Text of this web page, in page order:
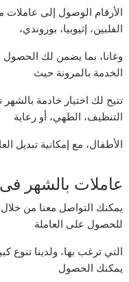
الأرقام الوصول إلى
الفلبين، إثيوبيا، بوروندي،
وغانا، بما يضمن لك الحصول
الخدمة بالمرونة حيث
تتيح لك اختيار خادمة
التنظيف، الطهي، أو رعاية
الأطفال، مع إمكانية تبديل
عاملات بالشهر
يمكنك التواصل معنا من
للحصول على العاملة
التي ترغب بها، ولدينا تنوع
يمكنك الحصول